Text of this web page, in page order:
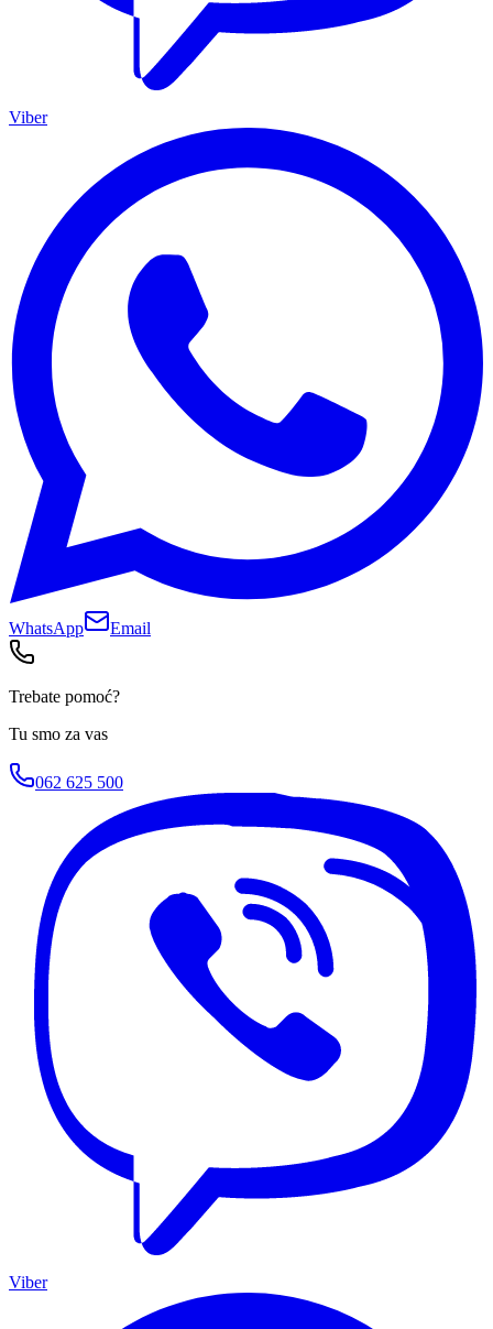
Viber
WhatsApp Email
Trebate pomoć?
Tu smo za vas
062 625 500
Viber